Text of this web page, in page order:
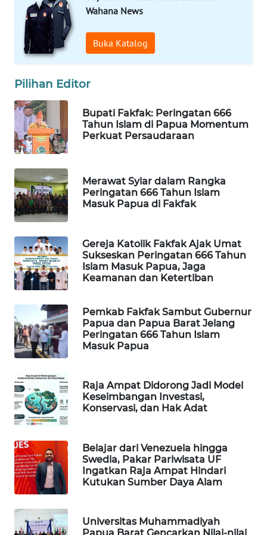
Wahana News
Buka Katalog
Pilihan Editor
Bupati Fakfak: Peringatan 666
Tahun Islam di Papua Momentum
Perkuat Persaudaraan
Merawat Syiar dalam Rangka
Peringatan 666 Tahun Islam
Masuk Papua di Fakfak
Gereja Katolik Fakfak Ajak Umat
Sukseskan Peringatan 666 Tahun
Islam Masuk Papua, Jaga
Keamanan dan Ketertiban
Pemkab Fakfak Sambut Gubernur
Papua dan Papua Barat Jelang
Peringatan 666 Tahun Islam
Masuk Papua
Raja Ampat Didorong Jadi Model
Keseimbangan Investasi,
Konservasi, dan Hak Adat
Belajar dari Venezuela hingga
Swedia, Pakar Pariwisata UF
Ingatkan Raja Ampat Hindari
Kutukan Sumber Daya Alam
Universitas Muhammadiyah
WAHANA
LISTRIK
TRAVEL
WAHANA
TV
ID
WAHANANEWS
CO ID
WAHANANEWS
NET
WAHANA
SPORT
WAHANA
UMKM
WAHANA
SELEB
WAHANA
WAHANA
OTOMOTIF
WAHANA
HEALTH